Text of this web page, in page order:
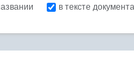
в тексте документа